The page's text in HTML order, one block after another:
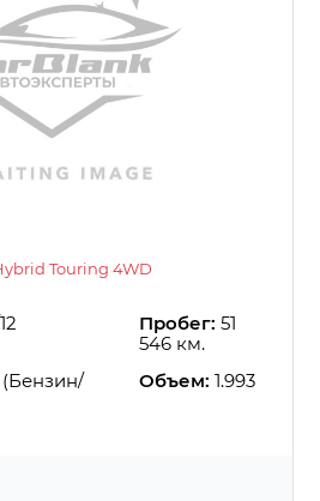
Touring 4WD
Пробег: 51
546 км.
Объем: 1.993